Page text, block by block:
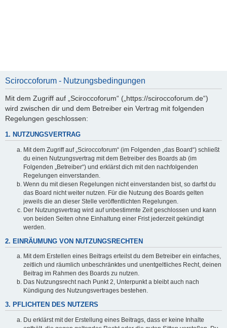
Sciroccoforum - Nutzungsbedingungen
Mit dem Zugriff auf „Sciroccoforum“ („https://sciroccoforum.de“)
wird zwischen dir und dem Betreiber ein Vertrag mit folgenden
Regelungen geschlossen:
1. NUTZUNGSVERTRAG
Mit dem Zugriff auf „Sciroccoforum“ (im Folgenden „das Board“) schließt
du einen Nutzungsvertrag mit dem Betreiber des Boards ab (im
Folgenden „Betreiber“) und erklärst dich mit den nachfolgenden
Regelungen einverstanden.
Wenn du mit diesen Regelungen nicht einverstanden bist, so darfst du
das Board nicht weiter nutzen. Für die Nutzung des Boards gelten
jeweils die an dieser Stelle veröffentlichten Regelungen.
Der Nutzungsvertrag wird auf unbestimmte Zeit geschlossen und kann
von beiden Seiten ohne Einhaltung einer Frist jederzeit gekündigt
werden.
2. EINRÄUMUNG VON NUTZUNGSRECHTEN
Mit dem Erstellen eines Beitrags erteilst du dem Betreiber ein einfaches,
zeitlich und räumlich unbeschränktes und unentgeltliches Recht, deinen
Beitrag im Rahmen des Boards zu nutzen.
Das Nutzungsrecht nach Punkt 2, Unterpunkt a bleibt auch nach
Kündigung des Nutzungsvertrages bestehen.
3. PFLICHTEN DES NUTZERS
Du erklärst mit der Erstellung eines Beitrags, dass er keine Inhalte